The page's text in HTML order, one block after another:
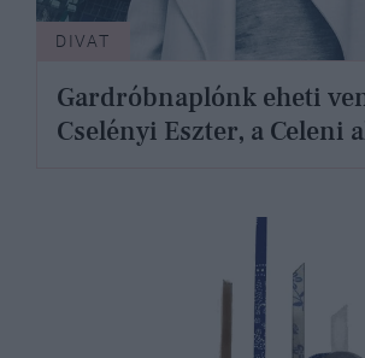
DIVAT
Gardróbnaplónk eheti
Cselényi Eszter, a Celeni